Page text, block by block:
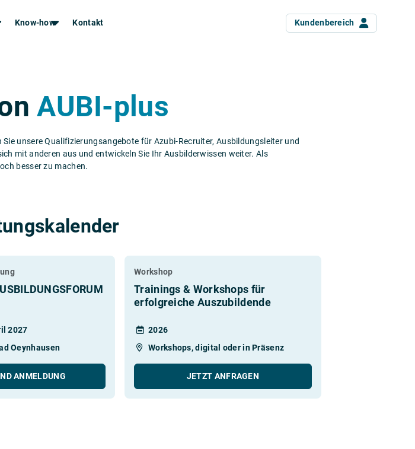
Know-how
Azubi-Workshops
Blog
Kontakt Kundenbereich
AUBI-plus
unsere Qualifizierungsangebote für Azubi-Recruiter, Ausbildungsleiter und
mit anderen aus und entwickeln Sie Ihr Ausbilderwissen weiter. Als
besser zu machen.
2027
Oeynhausen
ANMELDUNG
Workshop
Trainings & Workshops für
erfolgreiche Auszubildende
2026
Workshops, digital oder in Präsenz
JETZT ANFRAGEN